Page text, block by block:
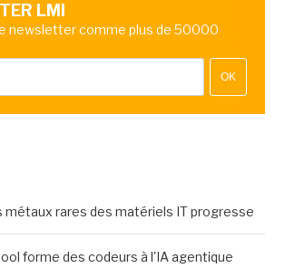
LMI
newsletter comme plus de 50000
OK
métaux rares des matériels IT progresse
forme des codeurs à l'IA agentique